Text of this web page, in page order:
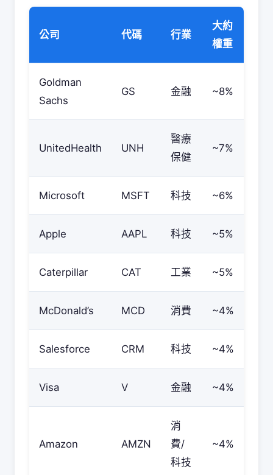
公司 代碼 行業
大約
權重
Goldman
Sachs
GS 金融 ~8%
UnitedHealth UNH
醫療
保健
~7%
Microsoft MSFT 科技 ~6%
Apple AAPL 科技 ~5%
Caterpillar CAT 工業 ~5%
McDonald’s MCD 消費 ~4%
Salesforce CRM 科技 ~4%
Visa V 金融 ~4%
Amazon AMZN
消
費/
科技
~4%